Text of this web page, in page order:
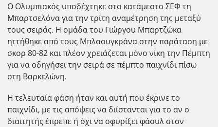
Ο Ολυμπιακός υποδέχτηκε στο κατάμεστο ΣΕΦ τη
Μπαρτσελόνα για την τρίτη αναμέτρηση της μεταξύ
τους σειράς. Η ομάδα του Γιώργου Μπαρτζώκα
ηττήθηκε από τους Μπλαουγκράνα στην παράταση με
σκορ 80-82 και πλέον χρειάζεται μόνο νίκη την Πέμπτη
για να οδηγήσει την σειρά σε πέμπτο παιχνίδι πίσω
στη Βαρκελώνη.
Η τελευταία φάση ήταν και αυτή που έκρινε το
παιχνίδι, με τις απόψεις να διίστανται για το αν ο
διαιτητής έπρεπε ή όχι να σφυρίξει φάουλ στον